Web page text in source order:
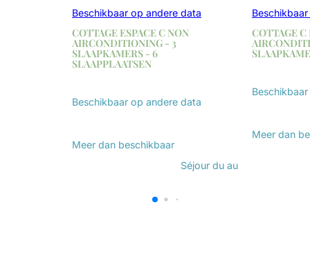
Beschikbaar op andere data
COTTAGE ESPACE C NON
AIRCONDITIONING - 3
SLAAPKAMERS - 6
SLAAPPLAATSEN
Beschikbaar op andere data
Meer dan beschikbaar
Séjour du au
COTTAGE C
Meer dan